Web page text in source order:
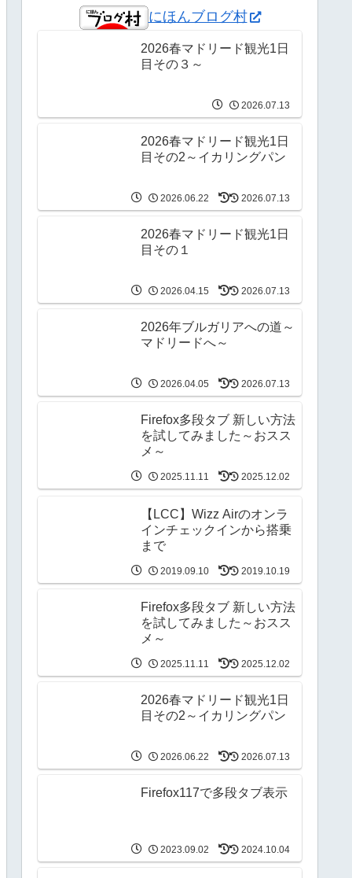
にほんブログ村
2026春マドリード観光1日
目その３～
2026.07.13
2026春マドリード観光1日
目その2～イカリングパン
2026.06.22 2026.07.13
2026春マドリード観光1日
目その１
2026.04.15 2026.07.13
2026年ブルガリアへの道～
マドリードへ～
2026.04.05 2026.07.13
Firefox多段タブ 新しい方法
を試してみました～おスス
メ～
2025.11.11 2025.12.02
【LCC】Wizz Airのオンラ
インチェックインから搭乗
まで
2019.09.10 2019.10.19
Firefox多段タブ 新しい方法
を試してみました～おスス
メ～
2025.11.11 2025.12.02
2026春マドリード観光1日
目その2～イカリングパン
2026.06.22 2026.07.13
Firefox117で多段タブ表示
2023.09.02 2024.10.04